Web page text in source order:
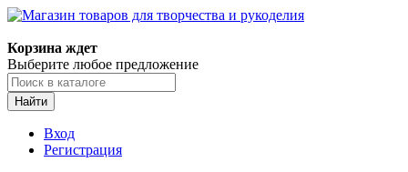
Корзина ждет
Выберите любое предложение
Найти
Вход
Регистрация